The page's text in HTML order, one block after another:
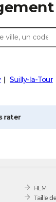
Suilly-la-Tour
rater
HLM
Taille